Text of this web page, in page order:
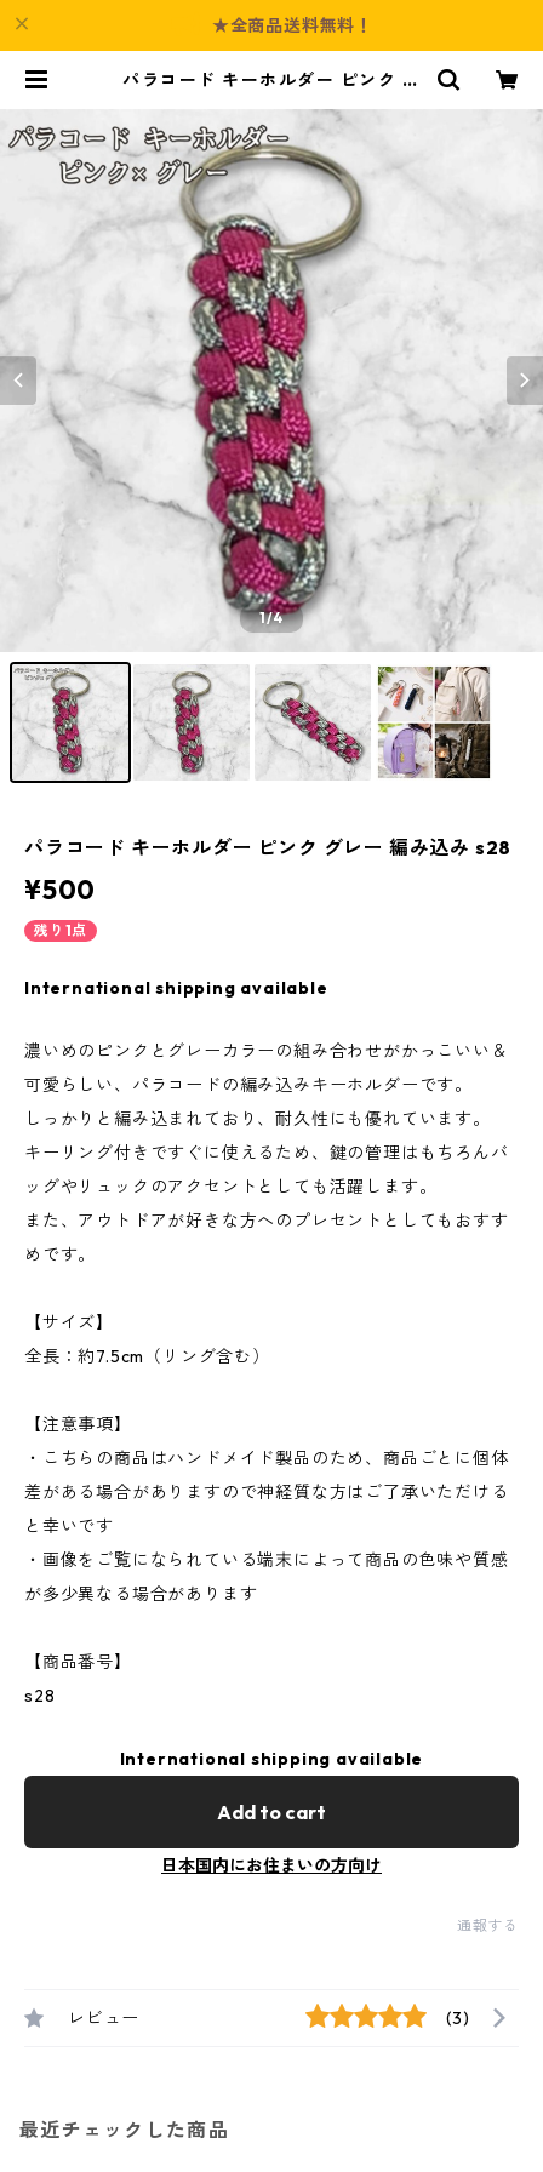
★全商品送料無料！
パラコード キーホルダー ピンク グ
1/4
パラコード キーホルダー ピンク グレー 編み込み s28
¥500
残り1点
International shipping available
濃いめのピンクとグレーカラーの組み合わせがかっこいい＆
可愛らしい、パラコードの編み込みキーホルダーです。
しっかりと編み込まれており、耐久性にも優れています。
キーリング付きですぐに使えるため、鍵の管理はもちろんバ
ッグやリュックのアクセントとしても活躍します。
また、アウトドアが好きな方へのプレセントとしてもおすす
めです。
【サイズ】
全長：約7.5cm（リング含む）
【注意事項】
・こちらの商品はハンドメイド製品のため、商品ごとに個体
差がある場合がありますので神経質な方はご了承いただける
と幸いです
・画像をご覧になられている端末によって商品の色味や質感
が多少異なる場合があります
【商品番号】
s28
International shipping available
Add to cart
日本国内にお住まいの方向け
通報する
レビュー (3)
最近チェックした商品